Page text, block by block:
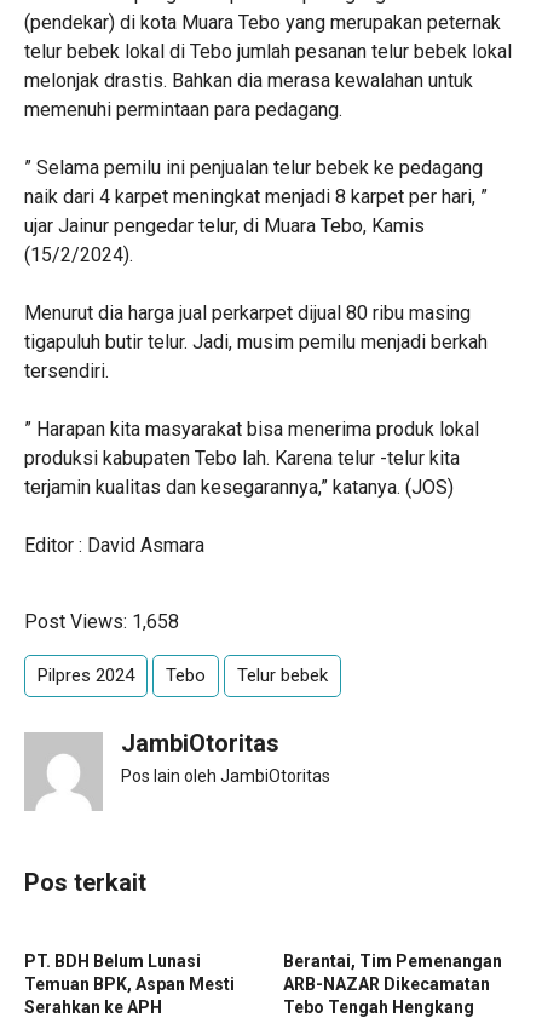
(pendekar) di kota Muara Tebo yang merupakan peternak
telur bebek lokal di Tebo jumlah pesanan telur bebek lokal
melonjak drastis. Bahkan dia merasa kewalahan untuk
memenuhi permintaan para pedagang.
” Selama pemilu ini penjualan telur bebek ke pedagang
naik dari 4 karpet meningkat menjadi 8 karpet per hari, ”
ujar Jainur pengedar telur, di Muara Tebo, Kamis
(15/2/2024).
Menurut dia harga jual perkarpet dijual 80 ribu masing
tigapuluh butir telur. Jadi, musim pemilu menjadi berkah
tersendiri.
” Harapan kita masyarakat bisa menerima produk lokal
produksi kabupaten Tebo lah. Karena telur -telur kita
terjamin kualitas dan kesegarannya,” katanya. (JOS)
Editor : David Asmara
Post Views: 1,658
Pilpres 2024 Tebo Telur bebek
JambiOtoritas
Pos lain oleh JambiOtoritas
Pos terkait
PT. BDH Belum Lunasi
Temuan BPK, Aspan Mesti
Serahkan ke APH
Berantai, Tim Pemenangan
ARB-NAZAR Dikecamatan
Tebo Tengah Hengkang